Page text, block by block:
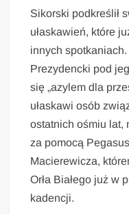
Sikorski podkreślił
ułaskawień, które
innych spotkaniach.
Prezydencki pod
się „azylem dla
ułaskawi osób
ostatnich ośmiu lat,
za pomocą
Macierewicza,
Orła Białego już w
kadencji.